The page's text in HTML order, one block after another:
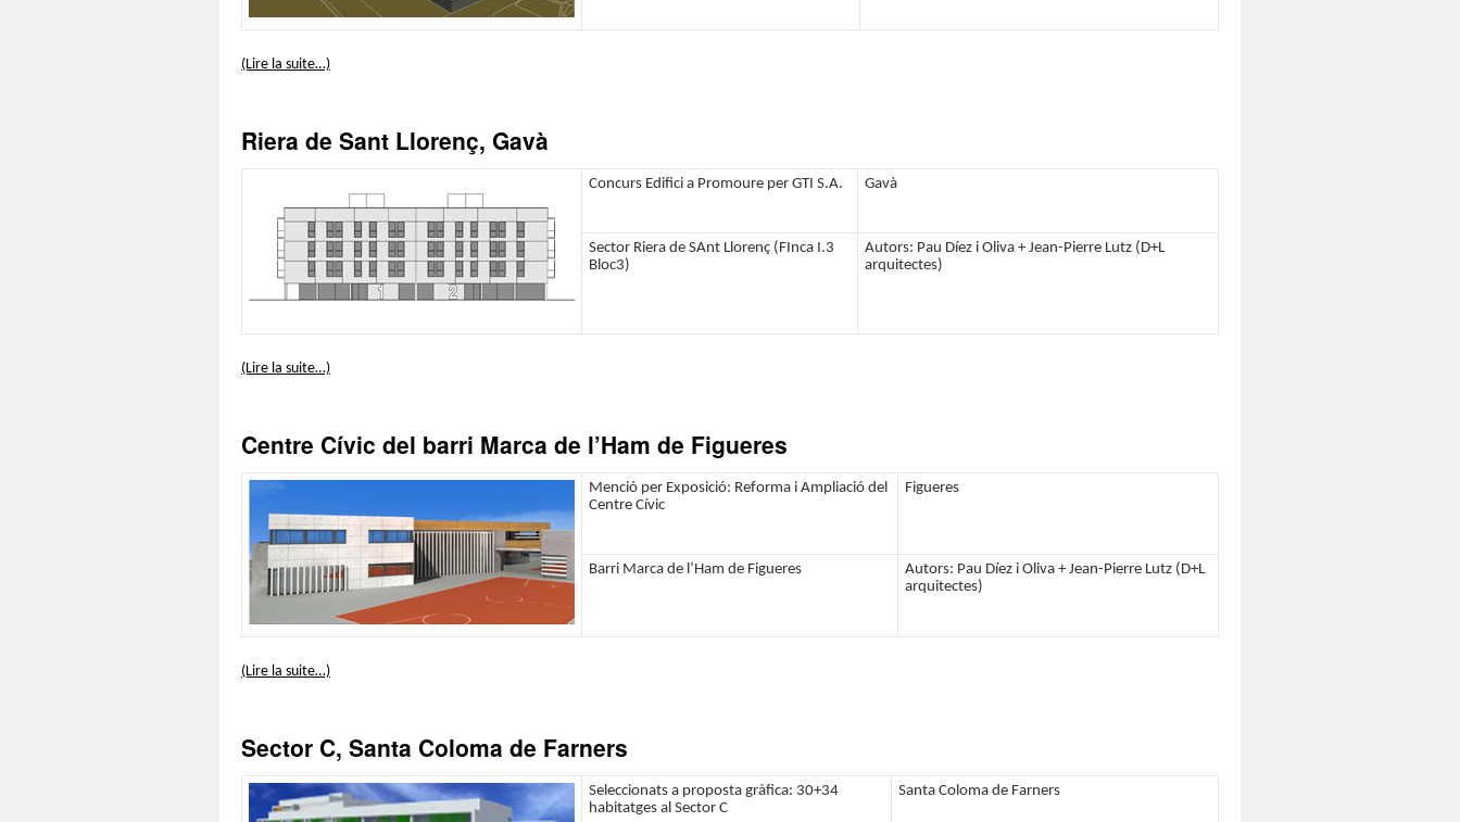
(Lire la suite…)
Riera de Sant Llorenç, Gavà
Concurs Edifici a Promoure per GTI S.A. Gavà
Sector Riera de SAnt Llorenç (FInca I.3
Bloc3)
Autors: Pau Díez i Oliva + Jean-Pierre Lutz (D+L
arquitectes)
(Lire la suite…)
Centre Cívic del barri Marca de l’Ham de Figueres
Menció per Exposició: Reforma i Ampliació del
Centre Cívic
Figueres
Barri Marca de l’Ham de Figueres
Autors: Pau Díez i Oliva + Jean-Pierre Lutz (D+L
arquitectes)
(Lire la suite…)
Sector C, Santa Coloma de Farners
Seleccionats a proposta gràfica: 30+34
habitatges al Sector C
Santa Coloma de Farners